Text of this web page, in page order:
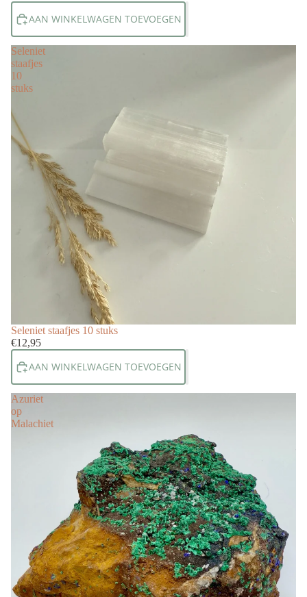
AAN WINKELWAGEN TOEVOEGEN
Seleniet
staafjes
10
stuks
Seleniet staafjes 10 stuks
€12,95
AAN WINKELWAGEN TOEVOEGEN
Azuriet
op
Malachiet